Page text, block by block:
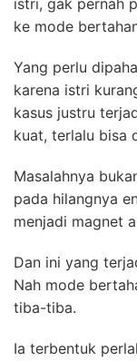
istri, gak pernah
ke mode
Yang perlu
karena istri
kasus justru
kuat, terlalu bisa
Masalahnya
pada hilangnya
menjadi magnet
Dan ini yang
Nah mode
tiba-tiba.
Ia terbentuk